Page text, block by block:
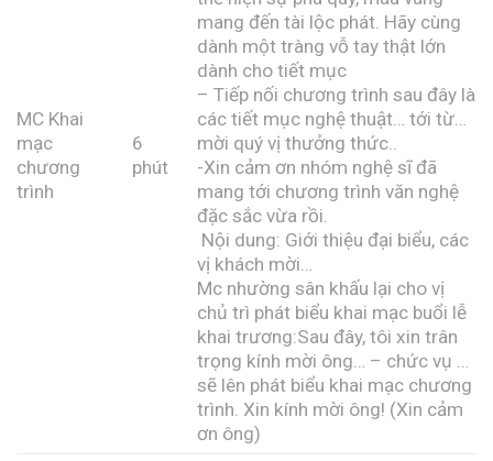
MC Khai
mạc
chương
trình
6
phút
mang đến tài lộc phát. Hãy cùng
dành một tràng vỗ tay thật lớn
dành cho tiết mục
– Tiếp nối chương trình sau đây là
các tiết mục nghệ thuật… tới từ…
mời quý vị thưởng thức..
-Xin cảm ơn nhóm nghệ sĩ đã
mang tới chương trình văn nghệ
đặc sắc vừa rồi.
Nội dung: Giới thiệu đại biểu, các
vị khách mời…
Mc nhường sân khấu lại cho vị
chủ trì phát biểu khai mạc buổi lễ
khai trương:Sau đây, tôi xin trân
trọng kính mời ông… – chức vụ …
sẽ lên phát biểu khai mạc chương
trình. Xin kính mời ông! (Xin cảm
ơn ông)